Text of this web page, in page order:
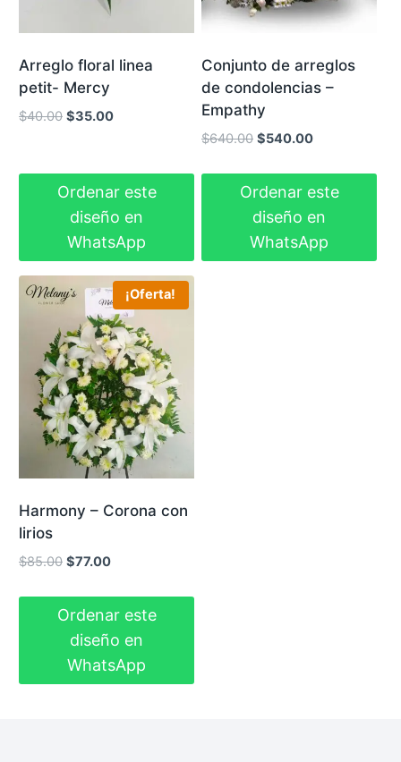
Arreglo floral linea
petit- Mercy
$40.00 El
era:
$40.00.
$35.00El
es:
$35.00.
Ordenar este
diseño en
WhatsApp
Conjunto de arreglos
de condolencias –
Empathy
$640.00 El
original
era:
$640.00.
$540.00El
actual
es:
$540.00.
Ordenar este
diseño en
WhatsApp
¡Oferta!
Harmony – Corona con
lirios
$85.00 El
era:
$85.00.
$77.00El
es:
$77.00.
Ordenar este
diseño en
WhatsApp